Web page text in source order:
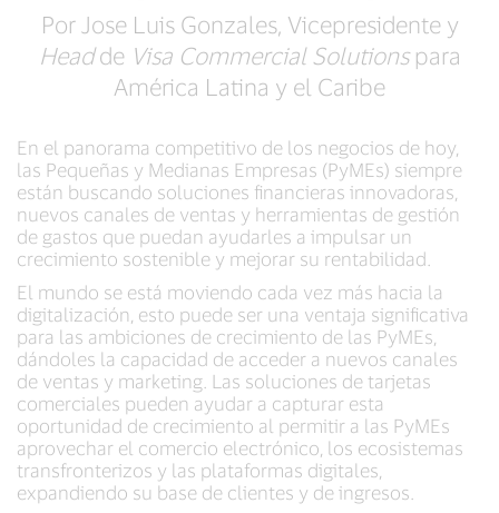
Por Jose Luis Gonzales, Vicepresidente y
Headde Visa Commercial Solutionspara
América Latina y el Caribe
En el panorama competitivo de los negocios de hoy,
las Pequeñas y Medianas Empresas (PyMEs) siempre
están buscando soluciones financieras innovadoras,
nuevos canales de ventas y herramientas de gestión
de gastos que puedan ayudarles a impulsar un
crecimiento sostenible y mejorar su rentabilidad.
El mundo se está moviendo cada vez más hacia la
digitalización, esto puede ser una ventaja significativa
para las ambiciones de crecimiento de las PyMEs,
dándoles la capacidad de acceder a nuevos canales
de ventas y marketing. Las soluciones de tarjetas
comerciales pueden ayudar a capturar esta
oportunidad de crecimiento al permitir a las PyMEs
aprovechar el comercio electrónico, los ecosistemas
transfronterizos y las plataformas digitales,
expandiendo su base de clientes y de ingresos.